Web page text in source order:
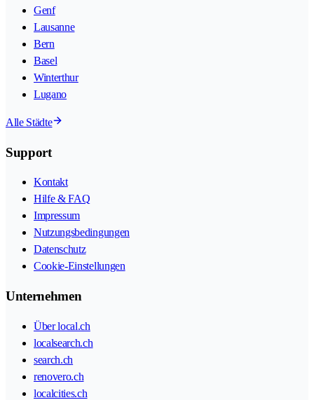
Genf
Lausanne
Bern
Basel
Winterthur
Lugano
Alle Städte
Support
Kontakt
Hilfe & FAQ
Impressum
Nutzungsbedingungen
Datenschutz
Cookie-Einstellungen
Unternehmen
Über local.ch
localsearch.ch
search.ch
renovero.ch
localcities.ch